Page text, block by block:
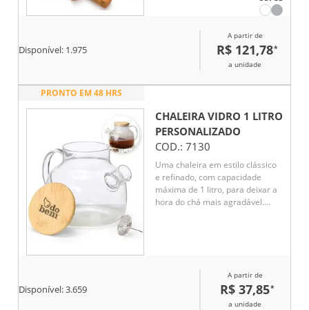
acompanha pilhas) – contém
fechamento da tampa; botões
para extração e remoção de
rolhas e parte inferior com anel
Disponível: 1.975
A partir de
R$ 121,78*
a unidade
PRONTO EM 48 HRS
CHALEIRA VIDRO 1 LITRO
PERSONALIZADO
COD.: 7130
Uma chaleira em estilo clássico
e refinado, com capacidade
máxima de 1 litro, para deixar a
hora do chá mais agradável.
temperatura sem danificar, é
fácil de limpar e não absorve
odores, sabores ou manchas,
Disponível:3.659
A partir de
R$ 37,85*
a unidade